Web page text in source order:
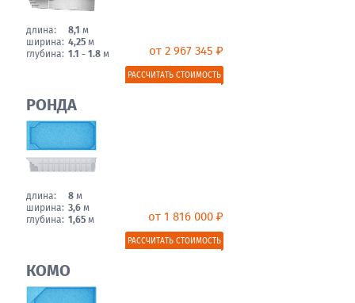
длина: 8,1 м
ширина: 4,25 м
глубина: 1.1 - 1.8 м от 2 967 345 ₽
РАССЧИТАТЬ СТОИМОСТЬ
РОНДА
длина: 8 м
ширина: 3,6 м
глубина: 1,65 м от 1 816 000 ₽
РАССЧИТАТЬ СТОИМОСТЬ
КОМО